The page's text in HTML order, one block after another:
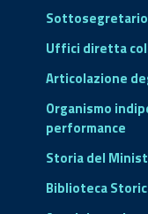
Sottosegretario
Uffici diretta
Articolazione
Organismo
performance
Storia del
Biblioteca